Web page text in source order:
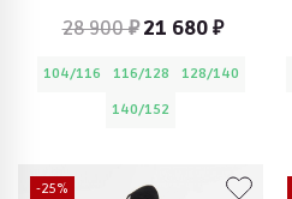
28 900 ₽ 21 680 ₽
104/116 116/128
128/140
140/152
-25%